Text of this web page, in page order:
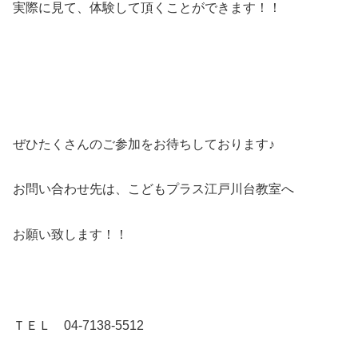
実際に見て、体験して頂くことができます！！
ぜひたくさんのご参加をお待ちしております♪
お問い合わせ先は、こどもプラス江戸川台教室へ
お願い致します！！
ＴＥＬ 04-7138-5512